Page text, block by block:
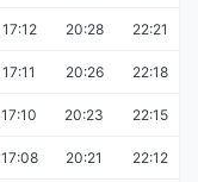
17:12 20:28 22:21
17:11 20:26 22:18
17:10 20:23 22:15
17:08 20:21 22:12